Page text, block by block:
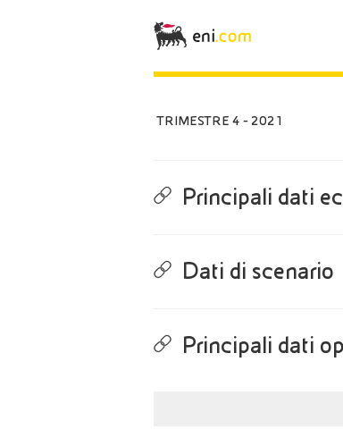
TRIMESTRE 4 - 2021
Principali dati
Dati di scenario
Principali dati